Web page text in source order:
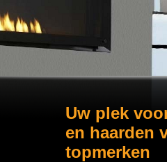
Uw plek
en haarden
topmerken